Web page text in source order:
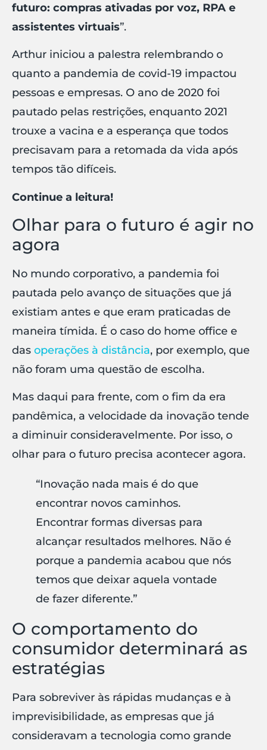
futuro: compras ativadas por voz, RPA e
assistentes virtuais”.
Arthur iniciou a palestra relembrando o
quanto a pandemia de covid-19 impactou
pessoas e empresas. O ano de 2020 foi
pautado pelas restrições, enquanto 2021
trouxe a vacina e a esperança que todos
precisavam para a retomada da vida após
tempos tão difíceis.
Continue a leitura!
Olhar para o futuro é agir no
agora
No mundo corporativo, a pandemia foi
pautada pelo avanço de situações que já
existiam antes e que eram praticadas de
maneira tímida. É o caso do home office e
das operações à distância, por exemplo, que
não foram uma questão de escolha.
Mas daqui para frente, com o fim da era
pandêmica, a velocidade da inovação tende
a diminuir consideravelmente. Por isso, o
olhar para o futuro precisa acontecer agora.
“Inovação nada mais é do que
encontrar novos caminhos.
Encontrar formas diversas para
alcançar resultados melhores. Não é
porque a pandemia acabou que nós
temos que deixar aquela vontade
de fazer diferente.”
O comportamento do
consumidor determinará as
estratégias
Para sobreviver às rápidas mudanças e à
imprevisibilidade, as empresas que já
consideravam a tecnologia como grande